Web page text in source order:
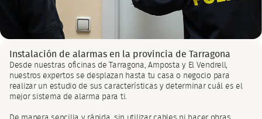
Instalación de alarmas en la provincia de Tarragona
Desde nuestras oficinas de Tarragona, Amposta y El Vendrell,
nuestros expertos se desplazan hasta tu casa o negocio para
realizar un estudio de sus características y determinar cuál es el
mejor sistema de alarma para ti.